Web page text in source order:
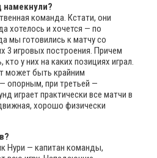
намекнули?
команда. Кстати, они
хотелось и хочется — по
мы готовились к матчу со
3 игровых построения. Причем
у них на каких позициях играл.
может быть крайним
опорным, при третьей —
играет практически все матчи в
хорошо физически
Нури — капитан команды,